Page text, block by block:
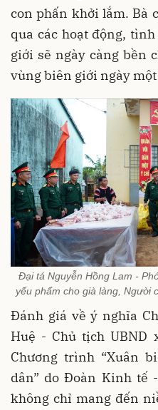
con phấn khởi lắm. Bà
qua các hoạt động,
giới sẽ ngày càng bền
vùng biên giới ngày
Đại tá Nguyễn Hồng Lam -
yếu phẩm cho già làng, Người
Đánh giá về ý nghĩa
Huệ - Chủ tịch UBND
Chương trình “Xuân
dân” do Đoàn Kinh tế
không chỉ mang đến